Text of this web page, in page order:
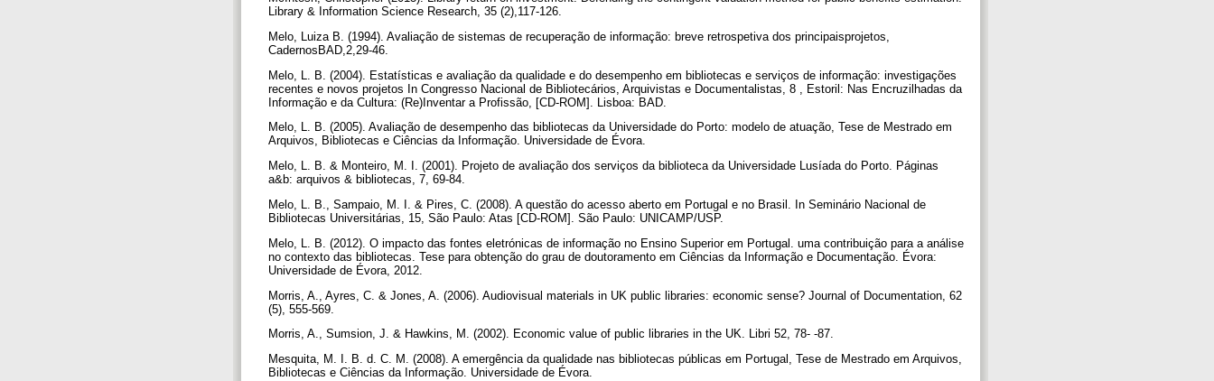
Library & Information Science Research, 35 (2),117-126.
Melo, Luiza B. (1994). Avaliação de sistemas de recuperação de informação: breve retrospetiva dos principaisprojetos,
CadernosBAD,2,29-46.
Melo, L. B. (2004). Estatísticas e avaliação da qualidade e do desempenho em bibliotecas e serviços de informação: investigações
recentes e novos projetos In Congresso Nacional de Bibliotecários, Arquivistas e Documentalistas, 8 , Estoril: Nas Encruzilhadas da
Informação e da Cultura: (Re)Inventar a Profissão, [CD-ROM]. Lisboa: BAD.
Melo, L. B. (2005). Avaliação de desempenho das bibliotecas da Universidade do Porto: modelo de atuação, Tese de Mestrado em
Arquivos, Bibliotecas e Ciências da Informação. Universidade de Évora.
Melo, L. B. & Monteiro, M. I. (2001). Projeto de avaliação dos serviços da biblioteca da Universidade Lusíada do Porto. Páginas
a&b: arquivos & bibliotecas, 7, 69-84.
Melo, L. B., Sampaio, M. I. & Pires, C. (2008). A questão do acesso aberto em Portugal e no Brasil. In Seminário Nacional de
Bibliotecas Universitárias, 15, São Paulo: Atas [CD-ROM]. São Paulo: UNICAMP/USP.
Melo, L. B. (2012). O impacto das fontes eletrónicas de informação no Ensino Superior em Portugal. uma contribuição para a análise
no contexto das bibliotecas. Tese para obtenção do grau de doutoramento em Ciências da Informação e Documentação. Évora:
Universidade de Évora, 2012.
Morris, A., Ayres, C. & Jones, A. (2006). Audiovisual materials in UK public libraries: economic sense? Journal of Documentation, 62
(5), 555-569.
Morris, A., Sumsion, J. & Hawkins, M. (2002). Economic value of public libraries in the UK. Libri 52, 78- -87.
Mesquita, M. I. B. d. C. M. (2008). A emergência da qualidade nas bibliotecas públicas em Portugal, Tese de Mestrado em Arquivos,
Bibliotecas e Ciências da Informação. Universidade de Évora.